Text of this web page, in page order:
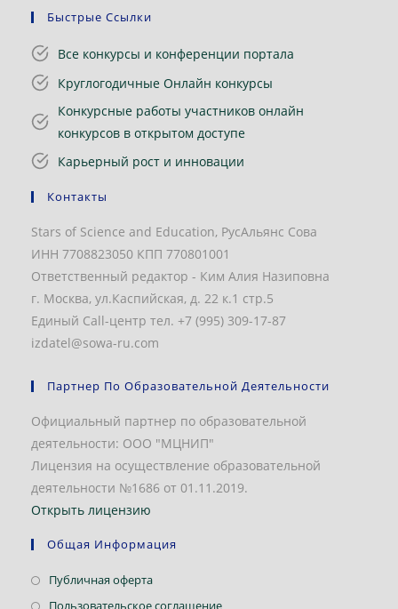
Быстрые Ссылки
Все конкурсы и конференции портала
Круглогодичные Онлайн конкурсы
Конкурсные работы участников онлайн
конкурсов в открытом доступе
Карьерный рост и инновации
Контакты
Stars of Science and Education, РусАльянс Сова
ИНН 7708823050 КПП 770801001
Ответственный редактор - Ким Алия Назиповна
г. Москва, ул.Каспийская, д. 22 к.1 стр.5
Единый Call-центр тел. +7 (995) 309-17-87
izdatel@sowa-ru.com
Партнер По Образовательной Деятельности
Официальный партнер по образовательной
деятельности: ООО "МЦНИП"
Лицензия на осуществление образовательной
деятельности №1686 от 01.11.2019.
Открыть лицензию
Общая Информация
Публичная офертаОткроется
в
Откроется